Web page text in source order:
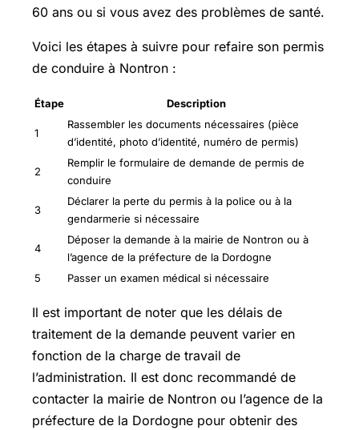
60 ans ou si vous avez des problèmes de santé.
Voici les étapes à suivre pour refaire son permis
de conduire à Nontron :
Étape Description
1
Rassembler les documents nécessaires (pièce
d’identité, photo d’identité, numéro de permis)
2
Remplir le formulaire de demande de permis de
conduire
3
Déclarer la perte du permis à la police ou à la
gendarmerie si nécessaire
4
Déposer la demande à la mairie de Nontron ou à
l’agence de la préfecture de la Dordogne
5
Passer un examen médical si nécessaire
Il est important de noter que les délais de
traitement de la demande peuvent varier en
fonction de la charge de travail de
l’administration. Il est donc recommandé de
contacter la mairie de Nontron ou l’agence de la
préfecture de la Dordogne pour obtenir des